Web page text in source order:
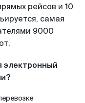
рейсов и 10
самая
9000
электронный